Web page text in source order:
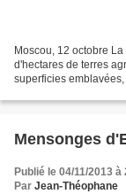
Moscou, 12 octobre
d'hectares de terres
superficies
Mensonges
Publié le 04/11/2013 à
Par Jean-Théophane